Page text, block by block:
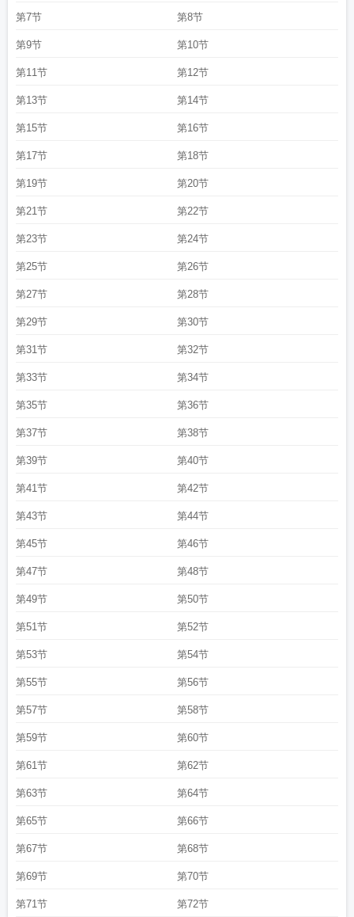
第7节 第8节
第9节 第10节
第11节 第12节
第13节 第14节
第15节 第16节
第17节 第18节
第19节 第20节
第21节 第22节
第23节 第24节
第25节 第26节
第27节 第28节
第29节 第30节
第31节 第32节
第33节 第34节
第35节 第36节
第37节 第38节
第39节 第40节
第41节 第42节
第43节 第44节
第45节 第46节
第47节 第48节
第49节 第50节
第51节 第52节
第53节 第54节
第55节 第56节
第57节 第58节
第59节 第60节
第61节 第62节
第63节 第64节
第65节 第66节
第67节 第68节
第69节 第70节
第71节 第72节